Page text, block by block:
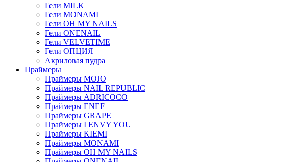
Гели MILK
Гели MONAMI
Гели OH MY NAILS
Гели ONENAIL
Гели VELVETIME
Гели ОПЦИЯ
Акриловая пудра
Праймеры
Праймеры MOJO
Праймеры NAIL REPUBLIC
Праймеры ADRICOCO
Праймеры ENEF
Праймеры GRAPE
Праймеры I ENVY YOU
Праймеры KIEMI
Праймеры MONAMI
Праймеры OH MY NAILS